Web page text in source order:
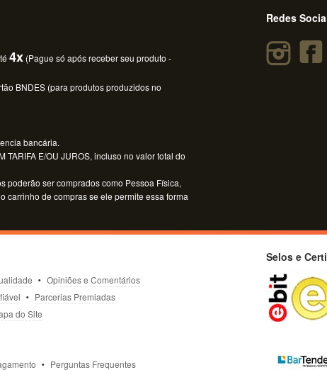
4x (Pague só após receber seu produto -
BNDES (para produtos produzidos no
bancária.
TARIFA E/OU JUROS, incluso no valor total do
poderão ser comprados como Pessoa Física,
carrinho de compras se ele permite essa forma
Redes
Opiniões e Comentários
Parcerias Premiadas
do Site
Perguntas Frequentes
Selos e